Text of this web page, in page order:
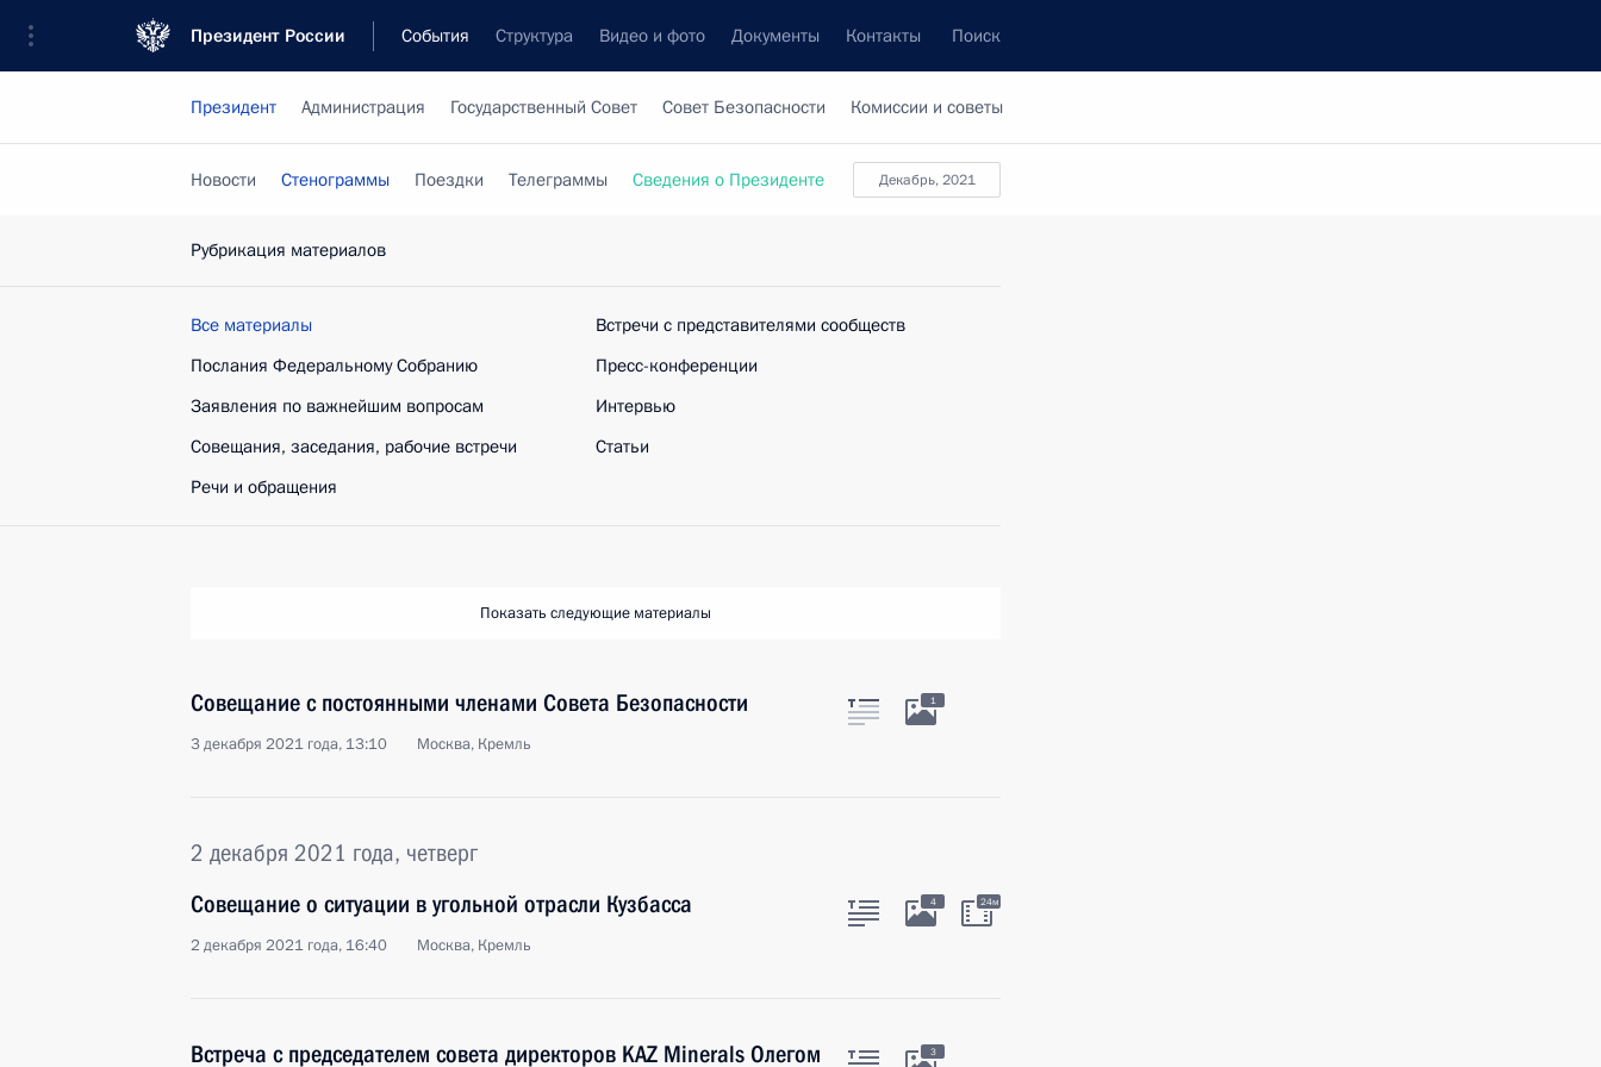
Президент России События Структура Видео и фото Документы Контакты Поиск
Президент Администрация Государственный Совет Совет Безопасности Комиссии и советы
декабрь, 2021
Новости Стенограммы Поездки Телеграммы Сведения о Президенте
Рубрикация материалов
Все материалы
Послания Федеральному Собранию
Заявления по важнейшим вопросам
Совещания, заседания, рабочие встречи
Речи и обращения
Встречи с представителями сообществ
Пресс-конференции
Интервью
Статьи
Показать следующие материалы
Совещание с постоянными членами Совета Безопасности
3 декабря 2021 года, 13:10 Москва, Кремль
1
2 декабря 2021 года, четверг
Совещание о ситуации в угольной отрасли Кузбасса
2 декабря 2021 года, 16:40 Москва, Кремль
4 24м
Встреча с председателем совета директоров KAZ Minerals Олегом
3